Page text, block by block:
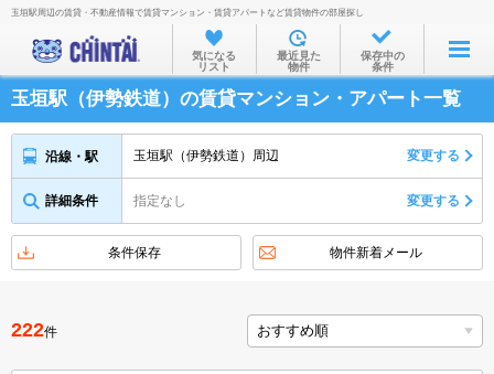
お部屋を探す
沿線・駅から
住所から
家賃相場から
物件特集から
不動産会社から
TOP
玉垣駅周辺の賃貸・不動産情報で賃貸マンション・賃貸アパートなど賃貸物件の部屋探し
気になる
リスト
最近見た
物件
保存中の
条件
玉垣駅（伊勢鉄道）の賃貸マンション・アパート一覧
沿線・駅 玉垣駅（伊勢鉄道）周辺 変更する
詳細条件 指定なし 変更する
条件保存 物件新着メール
222件